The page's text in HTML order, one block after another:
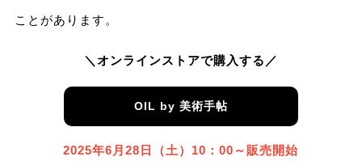
ことがあります。
＼オンラインストアで購入する／
OIL by 美術手帖
2025年6⽉28⽇（土）10：00～販売開始